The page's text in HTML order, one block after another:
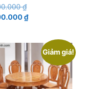
₫.
₫Giá
gốc
24.500.000 ₫.
₫Giá
19.500.000 ₫.
Giảm giá!